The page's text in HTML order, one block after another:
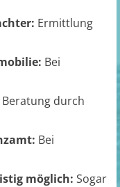
Ermittlung
Bei
Beratung durch
Bei
möglich: Sogar